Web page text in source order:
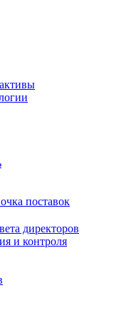
поставок
директоров
и контроля